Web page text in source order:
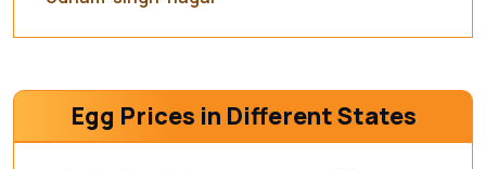
Egg Prices in Different States